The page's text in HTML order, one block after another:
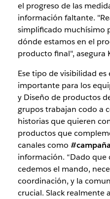
el progreso de las
información faltante.
simplificado muchísimo
dónde estamos en el
producto final", asegura
Ese tipo de visibilidad
importante para los
y Diseño de productos
grupos trabajan codo a
historias que quieren
productos que
canales como
información. “Dado
cedemos el mando,
coordinación, y la
crucial. Slack realmente